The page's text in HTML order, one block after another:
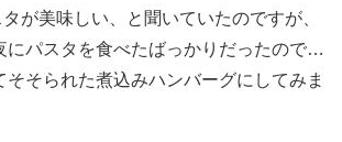
が美味しい、と聞いていたのですが、
にパスタを食べたばっかりだったので…
そそられた煮込みハンバーグにしてみま